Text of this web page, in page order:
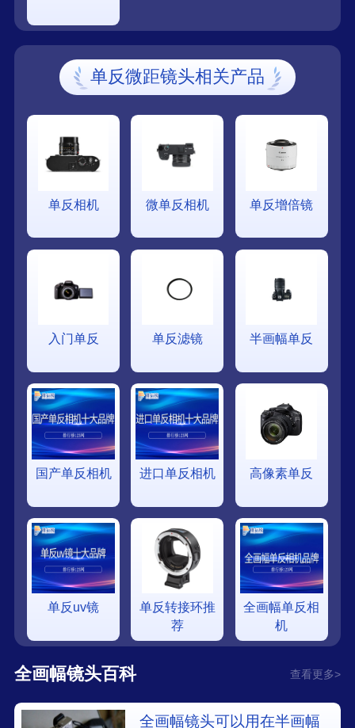
单反微距镜头相关产品
单反相机 微单反相机 单反增倍镜
入门单反 单反滤镜 半画幅单反
国产单反相机 进口单反相机 高像素单反
单反uv镜
单反转接环推
荐
全画幅单反相
机
全画幅镜头百科 查看更多>
全画幅镜头可以用在半画幅